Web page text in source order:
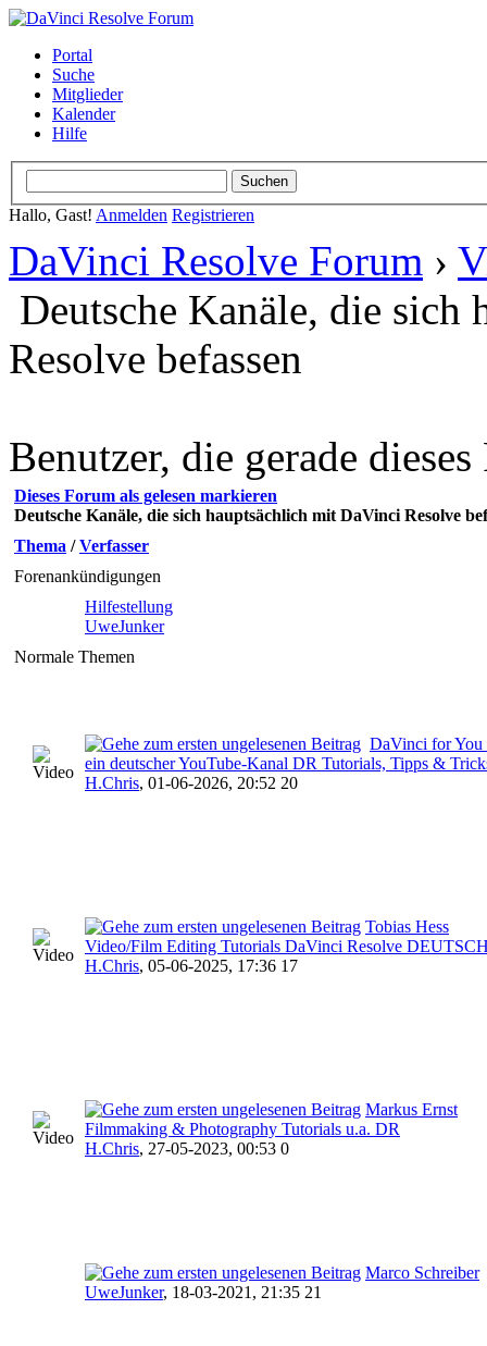
Portal
Suche
Mitglieder
Kalender
Hilfe
Hallo, Gast! Anmelden Registrieren
DaVinci Resolve Forum ›
Deutsche Kanäle, die
Resolve befassen
Benutzer, die gerade
Dieses Forum als gelesen markieren
Deutsche Kanäle, die sich hauptsächlich mit DaVinci Resolve
Thema /Verfasser
Forenankündigungen
Hilfestellung
UweJunker
Normale Themen
DaVinci for You
ein deutscher YouTube-Kanal DR Tutorials, Tipps &
H.Chris, 01-06-2026, 20:52 20
Tobias Hess
Video/Film Editing Tutorials DaVinci Resolve
H.Chris, 05-06-2025, 17:36 17
Markus Ernst
Filmmaking & Photography Tutorials u.a. DR
H.Chris, 27-05-2023, 00:53 0
Marco Schreiber
UweJunker, 18-03-2021, 21:35 21